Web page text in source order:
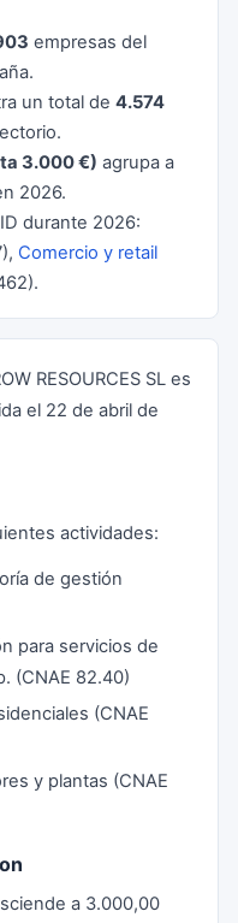
empresas del
un total de 4.574
3.000 €) agrupa a
2026.
durante 2026:
Comercio y retail
RESOURCES SL es
el 22 de abril de
actividades:
de gestión
para servicios de
(CNAE 82.40)
(CNAE
y plantas (CNAE
a 3.000,00